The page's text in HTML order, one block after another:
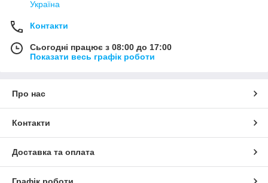
Україна
Контакти
Сьогодні працює з 08:00 до 17:00
Показати весь графік роботи
Про нас
Контакти
Доставка та оплата